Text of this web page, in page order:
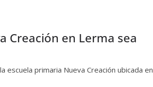
Creación en Lerma sea
primaria Nueva Creación ubicada en